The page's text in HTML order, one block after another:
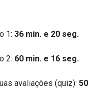
1: 36 min. e 20 seg.
2: 60 min. e 16 seg.
avaliações (quiz): 50